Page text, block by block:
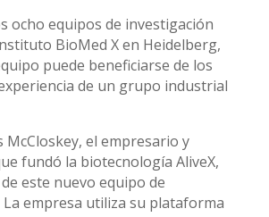
ocho equipos de investigación
BioMed X en Heidelberg,
puede beneficiarse de los
de un grupo industrial
McCloskey, el empresario y
fundó la biotecnología AliveX,
este nuevo equipo de
empresa utiliza su plataforma